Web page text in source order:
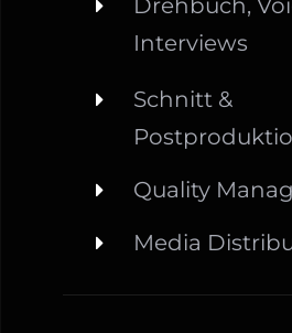
Interviews
Schnitt &
Quality
Media